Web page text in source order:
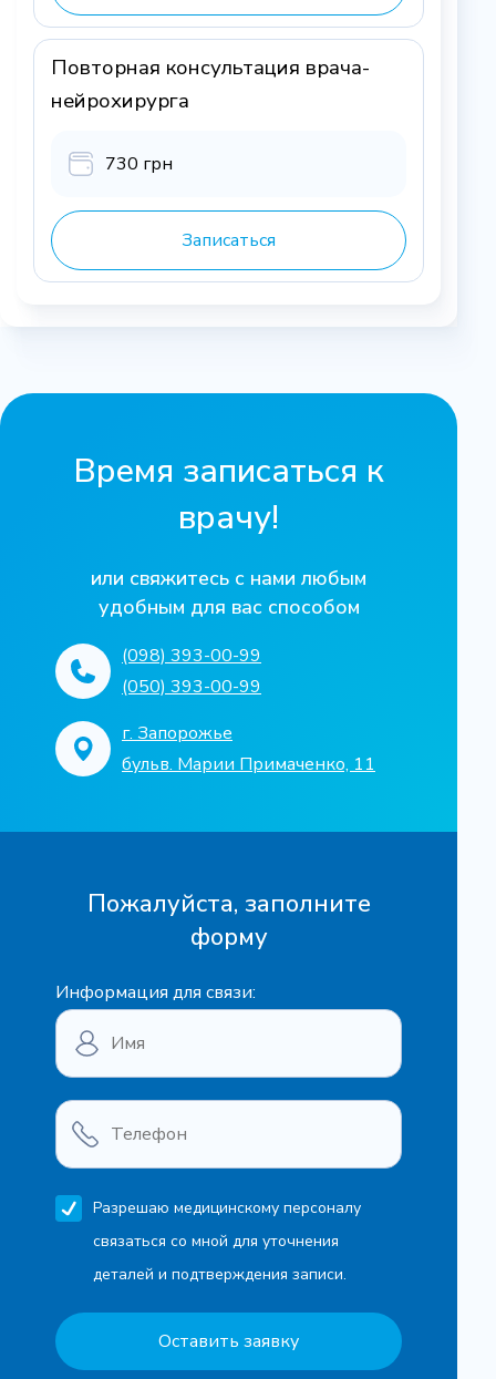
Повторная консультация врача-
нейрохирурга
730 грн
Записаться
Время записаться к
врачу!
или свяжитесь с нами любым
удобным для вас способом
(098) 393-00-99
(050) 393-00-99
г. Запорожье
бульв. Марии Примаченко, 11
Пожалуйста, заполните
форму
Информация для связи:
Разрешаю медицинскому персоналу
связаться со мной для уточнения
деталей и подтверждения записи.
Оставить заявку